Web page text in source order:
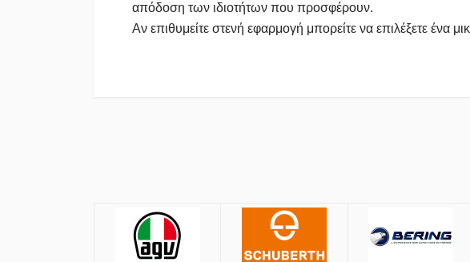
απόδοση των ιδιοτήτων που προσφέρουν.
Αν επιθυμείτε στενή εφαρμογή μπορείτε να επιλέξετε ένα
Όλες οι αποστολές πραγματοποιούνται μέσω ACS